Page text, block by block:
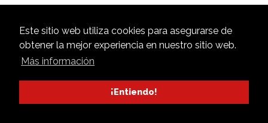
Este sitio web utiliza cookies para asegurarse de
obtener la mejor experiencia en nuestro sitio web.
Más información
¡Entiendo!